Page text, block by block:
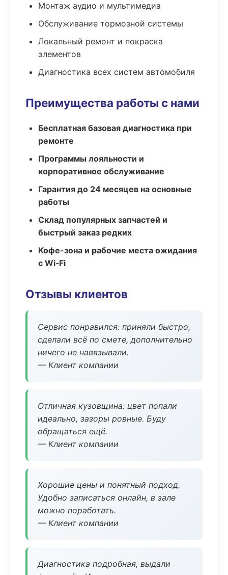
Монтаж аудио и мультимедиа
Обслуживание тормозной системы
Локальный ремонт и покраска
элементов
Диагностика всех систем автомобиля
Преимущества работы с нами
Бесплатная базовая диагностика при
ремонте
Программы лояльности и
корпоративное обслуживание
Гарантия до 24 месяцев на основные
работы
Склад популярных запчастей и
быстрый заказ редких
Кофе-зона и рабочие места ожидания
с Wi‑Fi
Отзывы клиентов
Сервис понравился: приняли быстро,
сделали всё по смете, дополнительно
ничего не навязывали.
— Клиент компании
Отличная кузовщина: цвет попали
идеально, зазоры ровные. Буду
обращаться ещё.
— Клиент компании
Хорошие цены и понятный подход.
Удобно записаться онлайн, в зале
можно поработать.
— Клиент компании
Диагностика подробная, выдали